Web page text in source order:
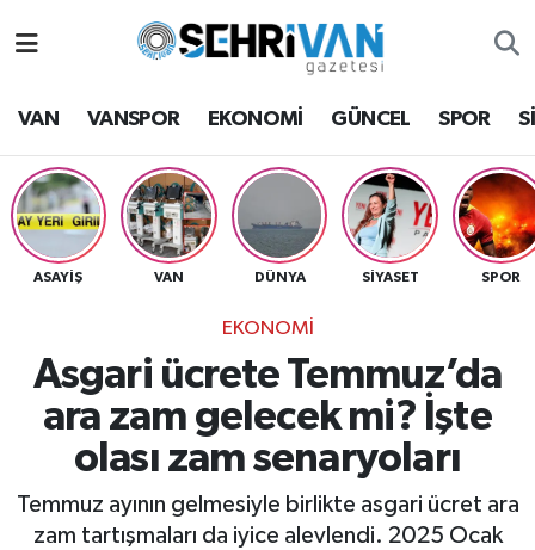
VAN VANSPOR EKONOMİ GÜNCEL SPOR
ASAYİŞ VAN DÜNYA SİYASET SPOR
EKONOMİ
Asgari ücrete Temmuz’da
ara zam gelecek mi? İşte
olası zam senaryoları
Temmuz ayının gelmesiyle birlikte asgari ücret ara
zam tartışmaları da iyice alevlendi. 2025 Ocak
Van Hava Durumu
VAN Namaz Vakitleri
Van Trafik Yoğunluk Haritası
Süper Lig Puan Durumu ve Fikstür
Tüm Manşetler
Son Dakika Haberleri
Haber Arşivi